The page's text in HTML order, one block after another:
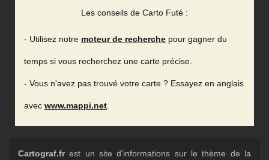
Les conseils de Carto Futé :
- Utilisez notre moteur de recherche pour gagner du
temps si vous recherchez une carte précise.
- Vous n'avez pas trouvé votre carte ? Essayez en anglais
avec www.mappi.net
Cartograf.frest un site d'informations sur le thème de la